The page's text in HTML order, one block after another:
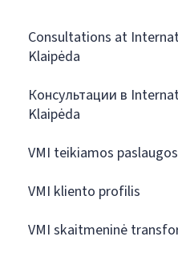
Consultations at
Klaipėda
Консультации в
Klaipėda
VMI teikiamos paslaugos
VMI kliento profilis
VMI skaitmeninė